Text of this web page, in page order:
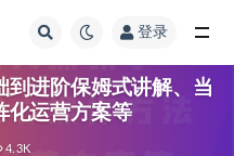
登录
到进阶保姆式讲解、当
化运营方案等
4.3K